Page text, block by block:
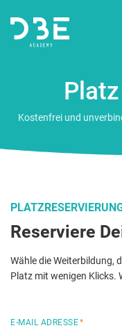
Kostenfrei und
Reserviere
Wähle die Weiterbildung,
Platz mit wenigen Klicks.
E-MAIL ADRESSE*